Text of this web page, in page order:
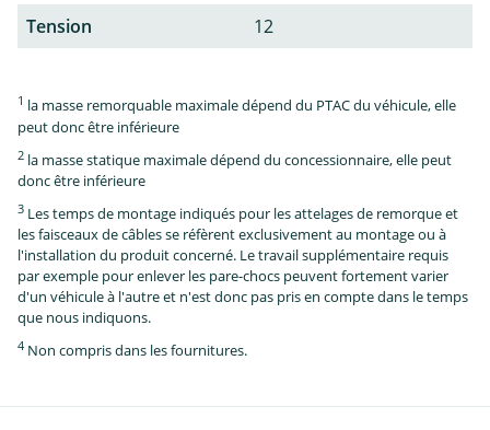
Tension 12
1 la masse remorquable maximale dépend du PTAC du véhicule, elle
peut donc être inférieure
2 la masse statique maximale dépend du concessionnaire, elle peut
donc être inférieure
3 Les temps de montage indiqués pour les attelages de remorque et
les faisceaux de câbles se réfèrent exclusivement au montage ou à
l'installation du produit concerné. Le travail supplémentaire requis
par exemple pour enlever les pare-chocs peuvent fortement varier
d'un véhicule à l'autre et n'est donc pas pris en compte dans le temps
que nous indiquons.
4 Non compris dans les fournitures.